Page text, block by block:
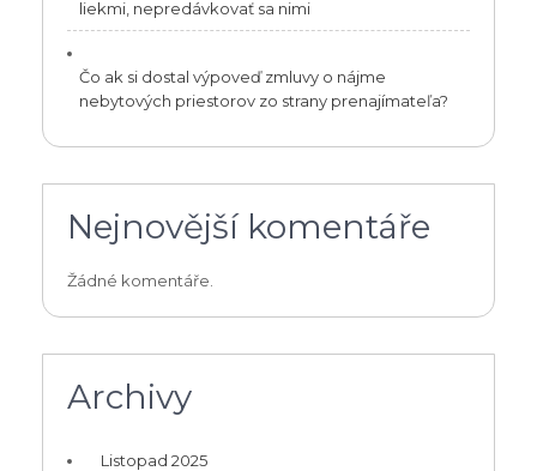
liekmi, nepredávkovať sa nimi
Čo ak si dostal výpoveď zmluvy o nájme
nebytových priestorov zo strany prenajímateľa?
Nejnovější komentáře
Žádné komentáře.
Archivy
Listopad 2025